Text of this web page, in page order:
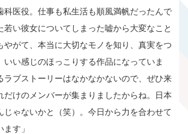
科医役。仕事も私生活も順風満帆だったんで
若い彼女についてしまった嘘から大変なこと
やがて、本当に大切なモノを知り、真実をつ
いい感じのほっこりする作品になっていま
ラブストーリーはなかなかないので、ぜひ来
だけのメンバーが集まりましたからね。日本
じゃないかと（笑）。今日から力を合わせて
す」